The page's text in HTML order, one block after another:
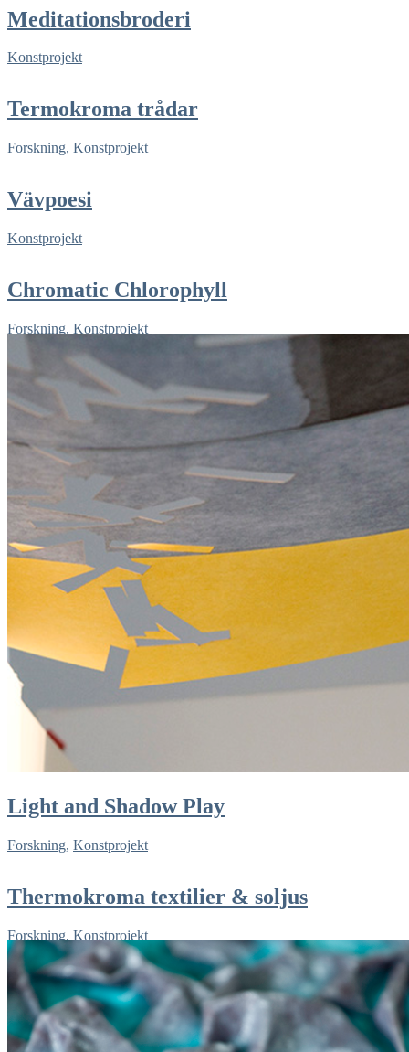
Meditationsbroderi
Konstprojekt
Termokroma trådar
Forskning, Konstprojekt
Vävpoesi
Konstprojekt
Chromatic Chlorophyll
Forskning, Konstprojekt
Light and Shadow Play
Forskning, Konstprojekt
Thermokroma textilier & soljus
Forskning, Konstprojekt